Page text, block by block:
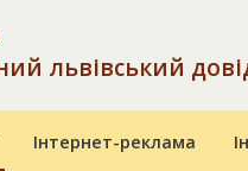
львівський
Інтернет-реклама